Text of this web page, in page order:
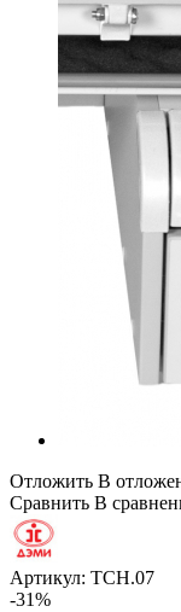
Отложить В
Сравнить В
Артикул: ТСН.07
-31%